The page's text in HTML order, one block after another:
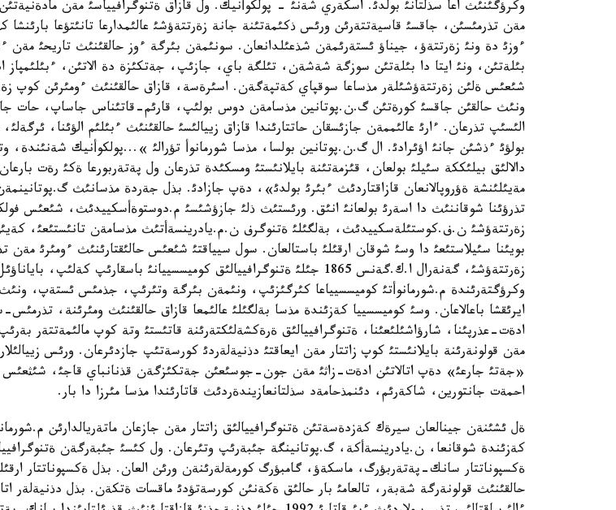
وكرؤگئنئث اعا سذلتانئ بولدئ. اسكةري شةنئ - پولكوأنيك. ول قازاق ةتنوگرافيياسئ مةن
مةن تذرمئسئن، جاقسئ قاسيةتتةرئن ورئس ذكئمةتئنة جانة زةرتتةؤشئ عالئمدارعا تانئتؤعا
ءوزئ دة ونئ زةرتتةؤ، جيناؤ ئستةرئمةن شذعئلدانعان. سونئمةن بئرگة ءوز حالقئنئث تاريحئ مةن
بئلةتئن، ونئ ايتا دا بئلةتئن سوزگة شةشةن، تئلگة باي، جازئپ، جةتكئزة دة الاتئن، ءبئلئمپاز
شئعئس ةلئن زةرتتةؤشئلةر مذساعا سوقپاي كةتپةگةن. اسئرةسة، قازاق حالقئنئث ءومئرئن كوپ
ونئث حالقئن جاقسئ كورةتئن گ.ن.پوتانين مذسامةن دوس بولئپ، قارئم-قاتئناس جاساپ، حات
الئسئپ تذرعان. ءارئ عالئممةن جازئسقان حاتتارئندا قازاق زييالئسئ حالقئنئث ءبئلئم الؤئنا،
بولؤئ ءذشئن جانئ اؤئرادئ. ال گ.ن.پوتانين بولسا، مذسا شورمانوأ تؤرالئ »...پولكوأنيك شةنئندة،
دالالئق بيلئككة سئيلئ بولعان، قئزمةتئنة بايلانئستئ ومسكئدة تذرعان ول پةتةربورعا ةكئ رةت
مةيئلئنشة ةؤروپالانعان قازاقتاردئث ءبئرئ بولدئ»، دةپ جازادئ. بذل جةردة مذسانئث
تذرؤئنا شوقاننئث دا اسةرئ بولعانئ انئق. ورئستئث ذلئ جازؤشئسئ م.دوستوةأسكييدئث، شئعئس
زةرتتةؤشئ ن.ف.كوستئلةسكييدئث، بةلگئلئ ةتنوگرف ن.م.يادرينسةأتئث مذسامةن تانئستئعئ،
بويئنا سئيلاستئعئ دا وسئ شوقان ارقئلئ باستالعان. سول سيياقتئ شئعئس حالئقتارئنئث ءومئرئ مةن
زةرتتةؤشئ، گةنةرال ا.ك.گةنس 1865 جئلئ ةتنوگرافييالئق كوميسسييانئ باسقارئپ كةلئپ،
وكرؤگتةرئندة م.شورمانوأتئ كوميسسيياعا كئرگئزئپ، ونئمةن بئرگة وتئرئپ، جذمئس ئستةپ،
ايرئقشا باعالاعان. وسئ كوميسسييا كةزئندة مذسا بةلگئلئ عالئمعا قازاق حالقئنئث ومئرئنة، تذرمئس-
ادةت-عذرپئنا، شارؤاشئلئعئنا، ةتنوگرافييالئق ةرةكشةلئكتةرئنة قاتئستئ وتة كوپ مالئمةتتةر
مةن قولونةرئنة بايلانئستئ كوپ زاتتار مةن ايعاقتئ دذنيةلةردئ كورسةتئپ جازدئرعان. ورئس
«جةتئ جارعئ» دةپ اتالاتئن ادةت-زاثئ مةن جون-جوسئعئن جةتكئزگةن قذنانباي قاجئ، شئثعئس
احمةت جانتورين، شاكةرئم، دئنمذحامةد سذلتانعازيندةردئث قاتارئندا مذسا مئرزا دا بار.
ةل ئشئنةن جينالعان سيرةك كةزدةسةتئن ةتنوگرافييالئق زاتتار مةن جازعان ماتةريالدارئن
كةزئندة شوقانعا، ن.يادرينسةأكة، گ.پوتانينگة جئبةرئپ وتئرعان. ول كئسئ جئبةرگةن
ةكسپوناتتار سانك-پةتةربؤرگ، ماسكةؤ، گامبؤرگ كورمةلةرئنةن ورئن العان. بذل ةكسپوناتتار
حالقئنئث قولونةرگة شةبةر، تالعامئ بار حالئق ةكةنئن كورسةتؤدئ ماقسات ةتكةن. بذل دذنيةلةر